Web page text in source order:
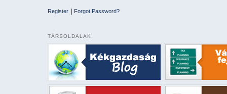
Register Forgot Password?
TÁRSOLDALAK